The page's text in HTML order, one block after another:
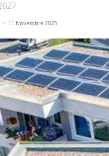
- 11 Novembre 2025